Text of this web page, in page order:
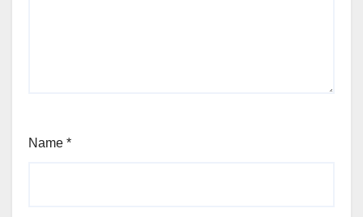
Name *